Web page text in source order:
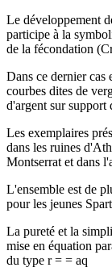
Le développement
participe à la
de la fécondation
Dans ce dernier cas
courbes dites de
d'argent sur support
Les exemplaires
dans les ruines
Montserrat et dans
L'ensemble est de
pour les jeunes
La pureté et la
mise en équation
du type r = = aq